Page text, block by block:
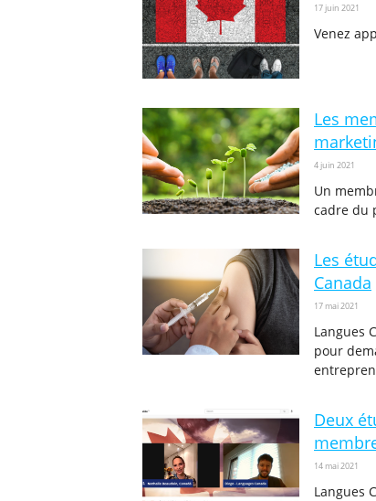
17 juin 2021
Venez
Les
4 juin 2021
Un
cadre du
Les
Canada
17 mai 2021
Langues
pour
Deux
14 mai 2021
Langues